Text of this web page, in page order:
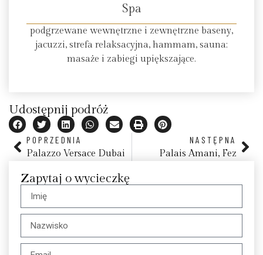
Spa
podgrzewane wewnętrzne i zewnętrzne baseny,
jacuzzi, strefa relaksacyjna, hammam, sauna;
masaże i zabiegi upiększające.
Udostępnij podróż
POPRZEDNIA
Palazzo Versace Dubai
NASTĘPNA
Palais Amani, Fez
Zapytaj o wycieczkę